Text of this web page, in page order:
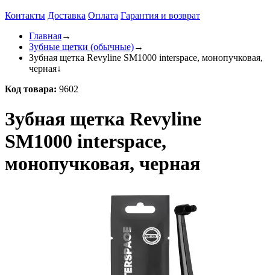
Контакты Доставка Оплата Гарантия и возврат
Главная→
Зубные щетки (обычные)→
Зубная щетка Revyline SM1000 interspace, монопучковая,
черная↓
Код товара: 9602
Зубная щетка Revyline
SM1000 interspace,
монопучковая, черная